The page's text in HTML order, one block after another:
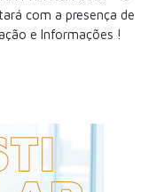
com a presença de
e Informações !